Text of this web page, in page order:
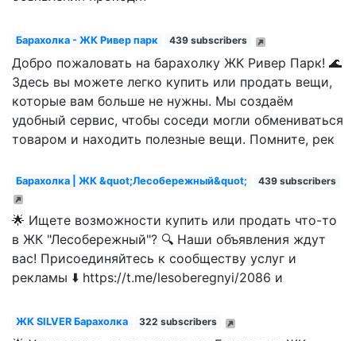
Барахолка - ЖК Ривер парк 439 subscribers
Добро пожаловать на барахолку ЖК Ривер Парк! 🌊
Здесь вы можете легко купить или продать вещи,
которые вам больше не нужны. Мы создаём
удобный сервис, чтобы соседи могли обмениваться
товаром и находить полезные вещи. Помните, рек
Барахолка | ЖК &quot;Лесобережный&quot; 439 subscribers
🌟 Ищете возможности купить или продать что-то
в ЖК "Лесобережный"? 🔍 Наши объявления ждут
вас! Присоединяйтесь к сообществу услуг и
рекламы ⬇️ https://t.me/lesoberegnyi/2086 и
ЖК SILVER Барахолка 322 subscribers